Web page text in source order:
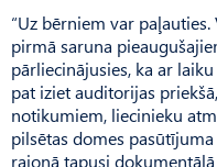
“Uz bērniem var
pirmā saruna
pārliecinājusies, ka ar
pat iziet auditorijas
notikumiem, liecinieku
pilsētas domes
rajonā tapusi